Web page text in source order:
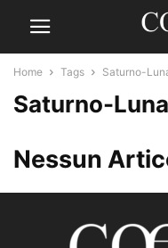
Home Tags Saturno-
Saturno-
Nessun